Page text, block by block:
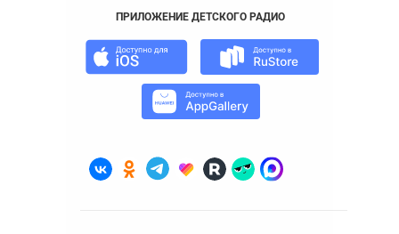
ПРИЛОЖЕНИЕ ДЕТСКОГО РАДИО